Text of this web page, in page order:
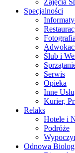
Zajęcia
Specjalności
Fotografia
Ślub i
Serwis
Opieka
Inne
Kurier,
Relaks
Hotele i
Podróże
Odnowa